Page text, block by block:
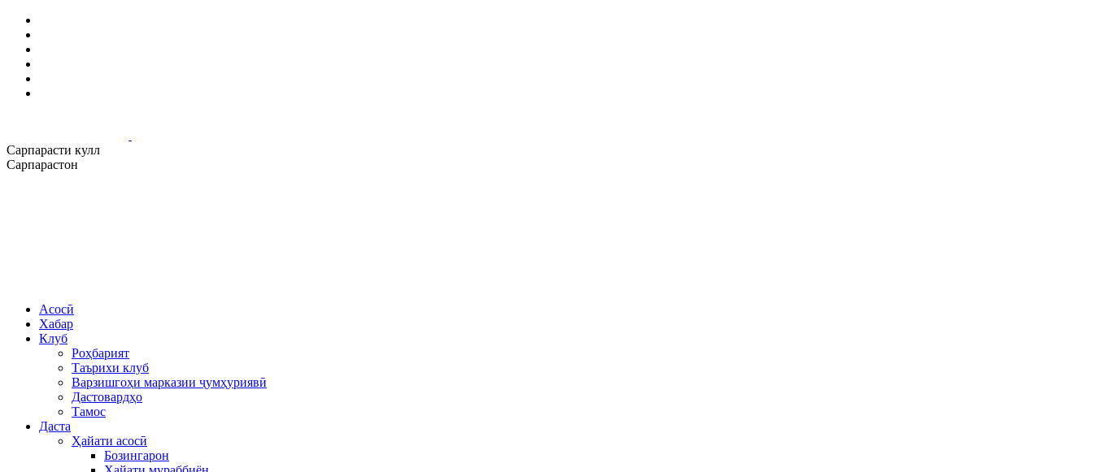
Сарпарасти кулл
Сарпарастон
Асосӣ
Хабар
Клуб
Роҳбарият
Таърихи клуб
Варзишгоҳи марказии ҷумҳуриявӣ
Дастовардҳо
Тамос
Даста
Ҳайати асосӣ
Бозингарон